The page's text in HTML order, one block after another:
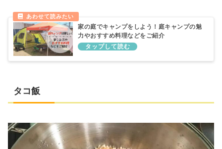
家の庭でキャンプをしよう！庭キャンプの魅
力やおすすめ料理などをご紹介
タコ飯